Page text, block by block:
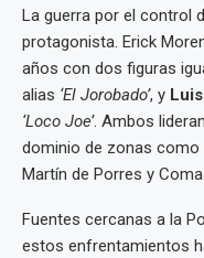
La guerra por el control
protagonista. Erick
años con dos figuras
alias ‘El Jorobado’, y
‘Loco Joe’. Ambos
dominio de zonas como
Martín de Porres y
Fuentes cercanas a la
estos enfrentamientos